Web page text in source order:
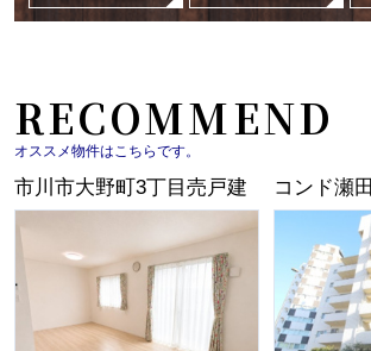
RECOMMEND
オススメ物件はこちらです。
市川市大野町3丁目売戸建 コンド瀬田